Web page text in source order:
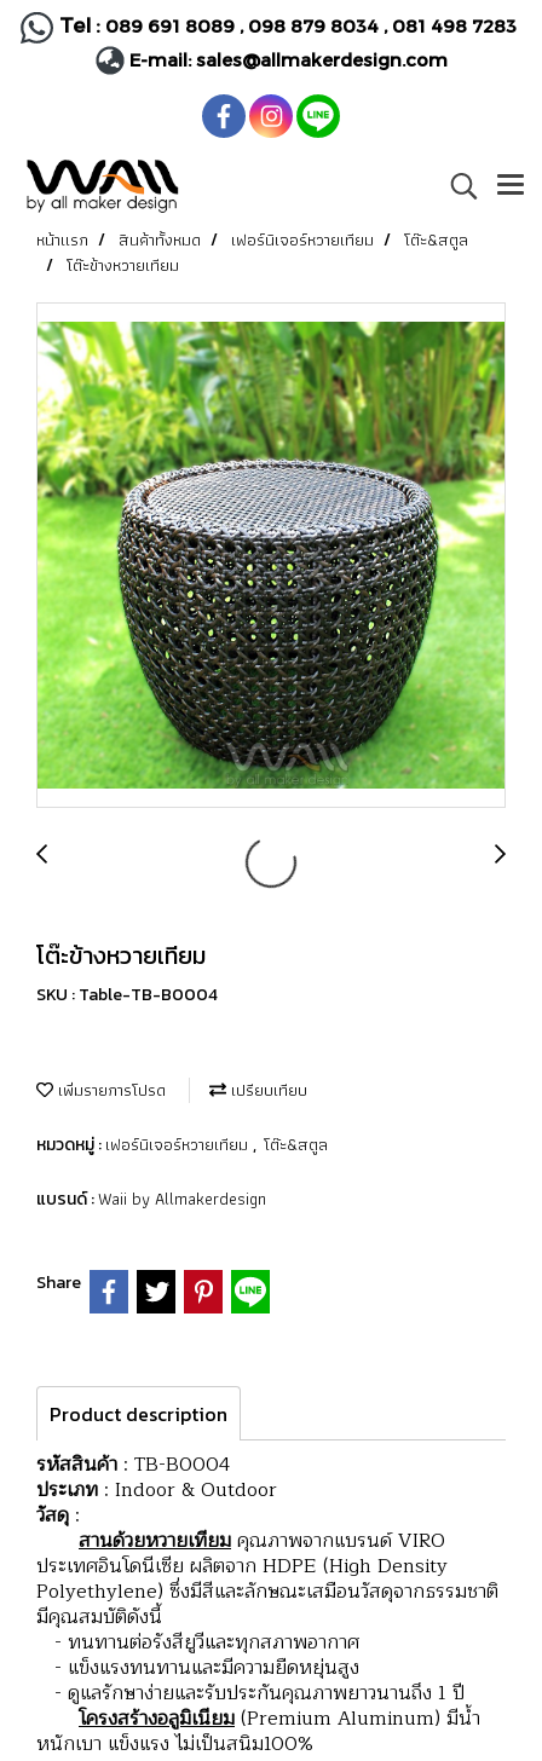
Tel : 089 691 8089, 098 879 8034 , 081 498 7283
E-mail:sales@allmakerdesign.com
หน้าแรก สินค้าทั้งหมด เฟอร์นิเจอร์หวายเทียม
โต๊ะ&สตูล
โต๊ะข้างหวายเทียม
โต๊ะข้างหวายเทียม
SKU : Table-TB-B0004
เพิ่มรายการโปรด เปรียบเทียบ
หมวดหมู่ :เฟอร์นิเจอร์หวายเทียม , โต๊ะ&สตูล
แบรนด์ :Waii by Allmakerdesign
Share
Product description
รหัสสินค้า : TB-B0004
ประเภท : Indoor & Outdoor
วัสดุ :
สานด้วยหวายเทียมคุณภาพจากแบรนด์ VIRO
ประเทศอินโดนีเซีย ผลิตจาก HDPE (High Density
Polyethylene) ซึ่งมีสีและลักษณะเสมือนวัสดุจากธรรมชาติ
มีคุณสมบัติดังนี้
- ทนทานต่อรังสียูวีและทุกสภาพอากาศ
- แข็งแรงทนทานและมีความยืดหยุ่นสูง
- ดูแลรักษาง่ายและรับประกันคุณภาพยาวนานถึง 1 ปี
โครงสร้างอลูมิเนียม(Premium Aluminum) มีน้ำ
หนักเบา แข็งแรง ไม่เป็นสนิม100%